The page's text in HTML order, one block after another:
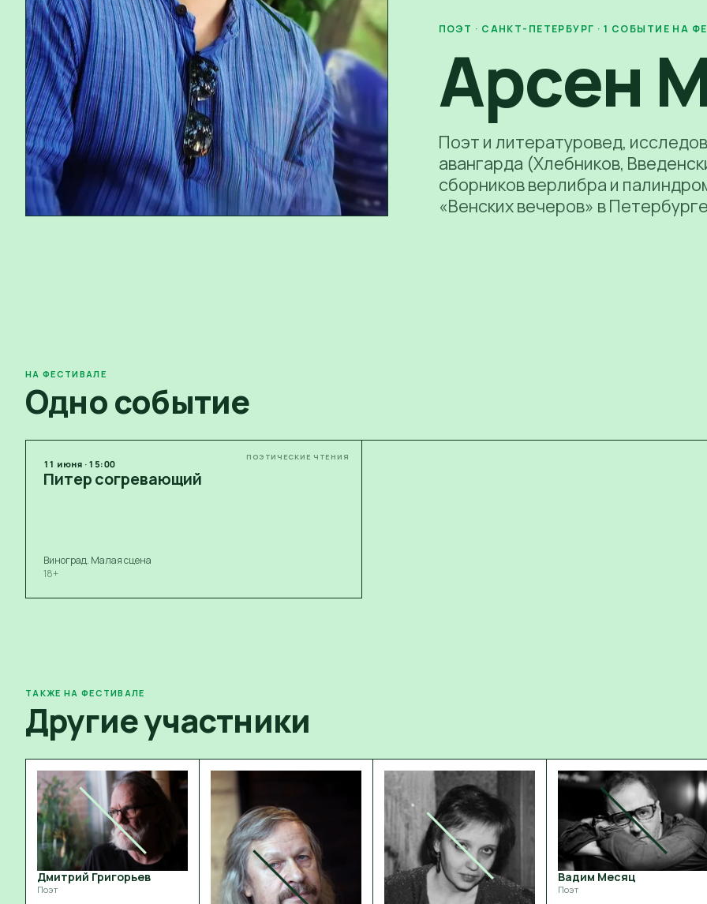
ПОЭТ · САНКТ-ПЕТЕРБУРГ ·1 СОБЫТИЕ НА
Арсен
Поэт и литературовед,
авангарда (Хлебников,
сборников верлибра и
«Венских вечеров» в
НА ФЕСТИВАЛЕ
Одно событие
ПОЭТИЧЕСКИЕ ЧТЕНИЯ
11 июня · 15:00
Питер согревающий
Виноград. Малая сцена
18+
ТАКЖЕ НА ФЕСТИВАЛЕ
Другие участники
Дмитрий Григорьев
Поэт
Вадим Месяц
Поэт